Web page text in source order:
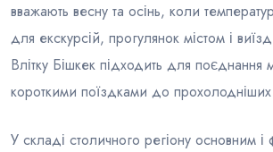
вважають весну та осінь, коли
для екскурсій, прогулянок містом і
Влітку Бішкек підходить для поєднання
короткими поїздками до прохолодніших
У складі столичного регіону основним і